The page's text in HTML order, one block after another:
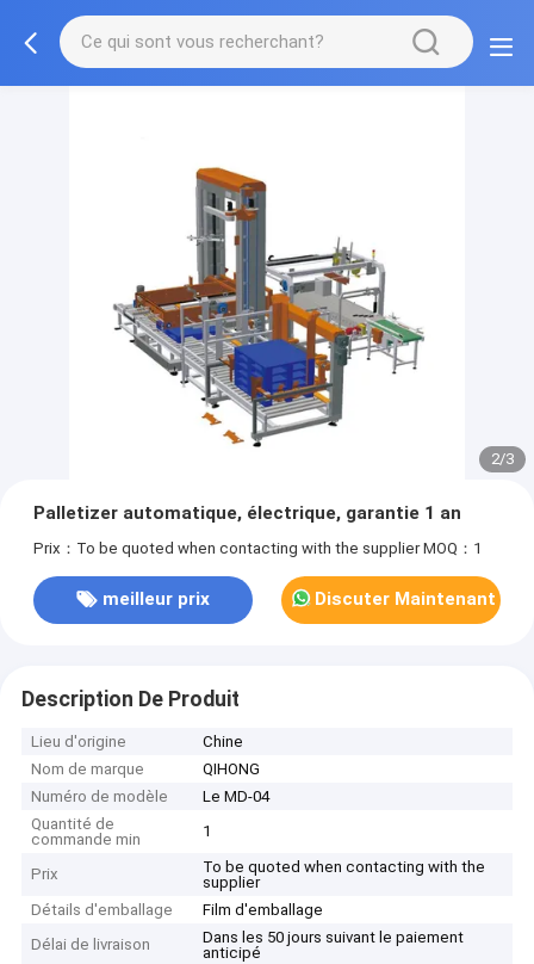
2/3
Palletizer automatique, électrique, garantie 1 an
Prix：To be quoted when contacting with the supplier MOQ：1
meilleur prix Discuter Maintenant
Description De Produit
Lieu d'origine
Chine
Nom de marque
QIHONG
Numéro de modèle
Le MD-04
Quantité de
commande min
1
Prix
To be quoted when contacting with the
supplier
Détails d'emballage
Film d'emballage
Délai de livraison
Dans les 50 jours suivant le paiement
anticipé